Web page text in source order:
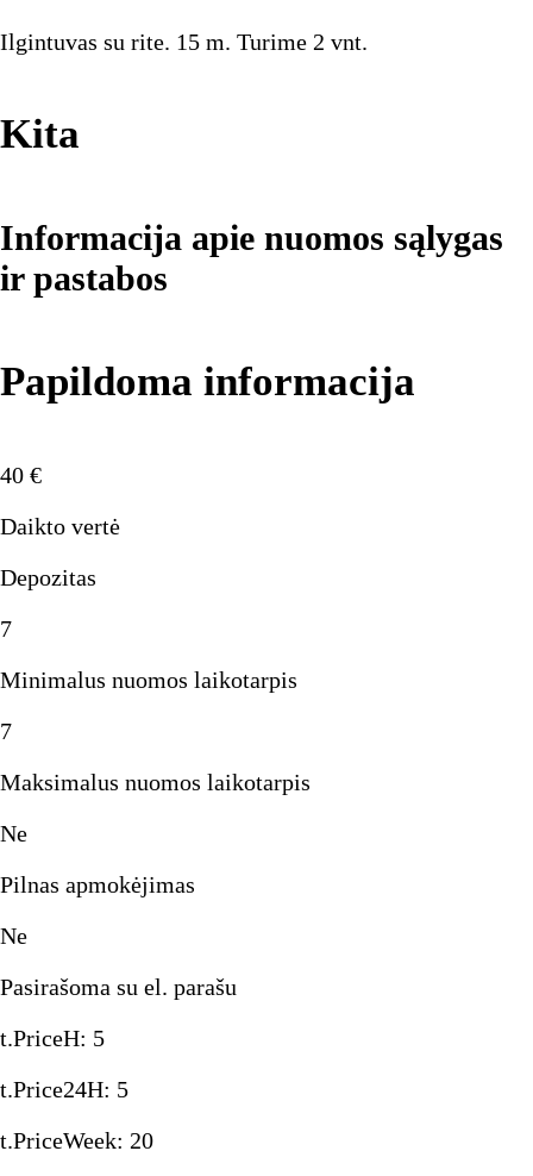
Ilgintuvas su rite. 15 m. Turime 2 vnt.
Kita
Informacija apie nuomos sąlygas
ir pastabos
Papildoma informacija
40 €
Daikto vertė
Depozitas
7
Minimalus nuomos laikotarpis
7
Maksimalus nuomos laikotarpis
Ne
Pilnas apmokėjimas
Ne
Pasirašoma su el. parašu
t.PriceH: 5
t.Price24H: 5
t.PriceWeek: 20